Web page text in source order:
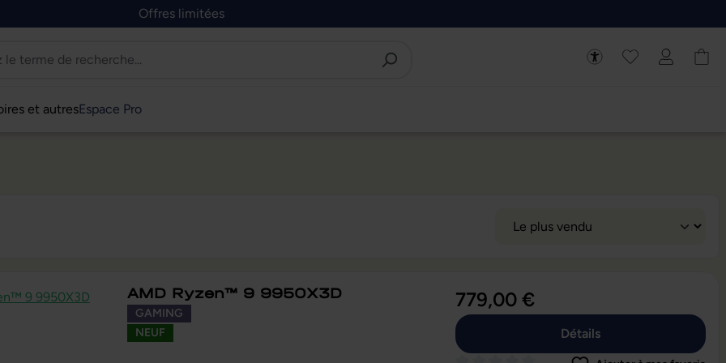
Offres limitées
et autresEspace Pro
AMD Ryzen™ 9 9950X3D
GAMING
NEUF
779,00 €
Détails